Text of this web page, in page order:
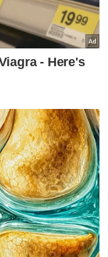
terhadap